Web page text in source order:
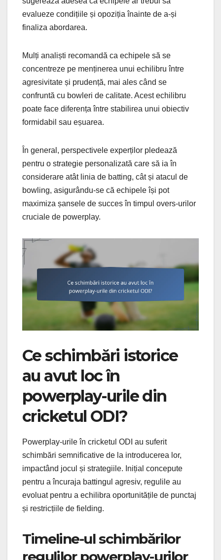
evalueze condițiile și opoziția înainte de a-și
finaliza abordarea.
Mulți analiști recomandă ca echipele să se
concentreze pe menținerea unui echilibru între
agresivitate și prudență, mai ales când se
confruntă cu bowleri de calitate. Acest echilibru
poate face diferența între stabilirea unui obiectiv
formidabil sau eșuarea.
În general, perspectivele experților pledează
pentru o strategie personalizată care să ia în
considerare atât linia de batting, cât și atacul de
bowling, asigurându-se că echipele își pot
maximiza șansele de succes în timpul overs-urilor
cruciale de powerplay.
Ce schimbări istorice
au avut loc în
powerplay-urile din
cricketul ODI?
Powerplay-urile în cricketul ODI au suferit
schimbări semnificative de la introducerea lor,
impactând jocul și strategiile. Inițial concepute
pentru a încuraja battingul agresiv, regulile au
evoluat pentru a echilibra oportunitățile de punctaj
și restricțiile de fielding.
Timeline-ul schimbărilor